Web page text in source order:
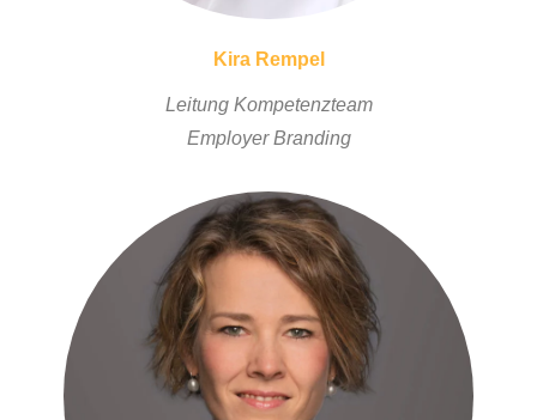
Kira Rempel
Leitung Kompetenzteam
Employer Branding